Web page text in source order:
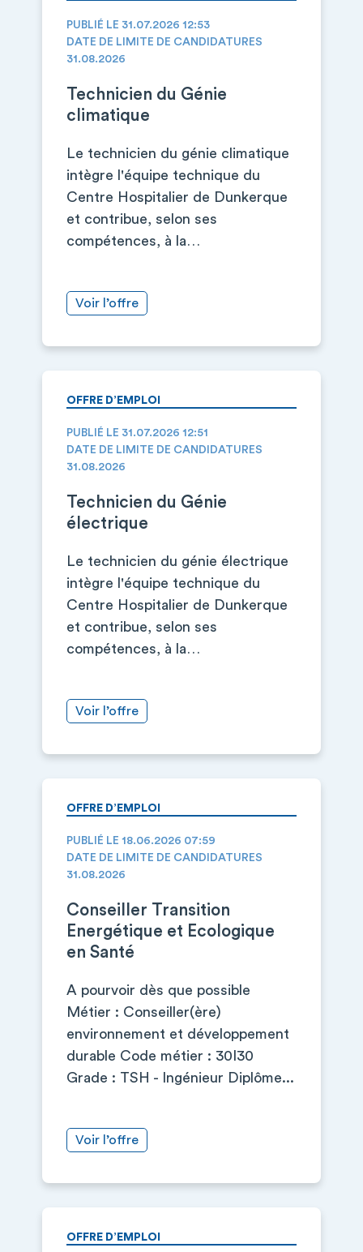
PUBLIÉ LE 31.07.2026 12:53
DATE DE LIMITE DE CANDIDATURES
31.08.2026
Technicien du Génie
climatique
Le technicien du génie climatique
intègre l'équipe technique du
Centre Hospitalier de Dunkerque
et contribue, selon ses
compétences, à la…
Voir l’offre
OFFRE D’EMPLOI
PUBLIÉ LE 31.07.2026 12:51
DATE DE LIMITE DE CANDIDATURES
31.08.2026
Technicien du Génie
électrique
Le technicien du génie électrique
intègre l'équipe technique du
Centre Hospitalier de Dunkerque
et contribue, selon ses
compétences, à la…
Voir l’offre
OFFRE D’EMPLOI
PUBLIÉ LE 18.06.2026 07:59
DATE DE LIMITE DE CANDIDATURES
31.08.2026
Conseiller Transition
Energétique et Ecologique
en Santé
A pourvoir dès que possible
Métier : Conseiller(ère)
environnement et développement
durable Code métier : 30I30
Grade : TSH - Ingénieur Diplôme...
Voir l’offre
OFFRE D’EMPLOI